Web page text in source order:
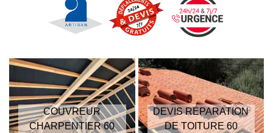
COUVREUR
CHARPENTIER 60
DEVIS RÉPARATION
DE TOITURE 60